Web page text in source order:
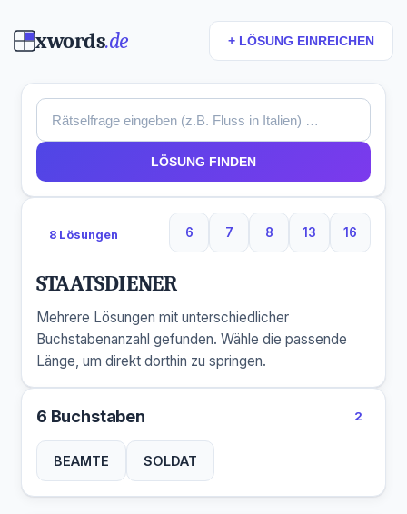
xwords.de + LÖSUNG EINREICHEN
LÖSUNG FINDEN
8 Lösungen 6
6 Buchstaben
7
7 Buchstaben
8
8 Buchstaben
13
13 Buchstaben
16
16
STAATSDIENER
Mehrere Lösungen mit unterschiedlicher
Buchstabenanzahl gefunden. Wähle die passende
Länge, um direkt dorthin zu springen.
6 Buchstaben 2
BEAMTE SOLDAT